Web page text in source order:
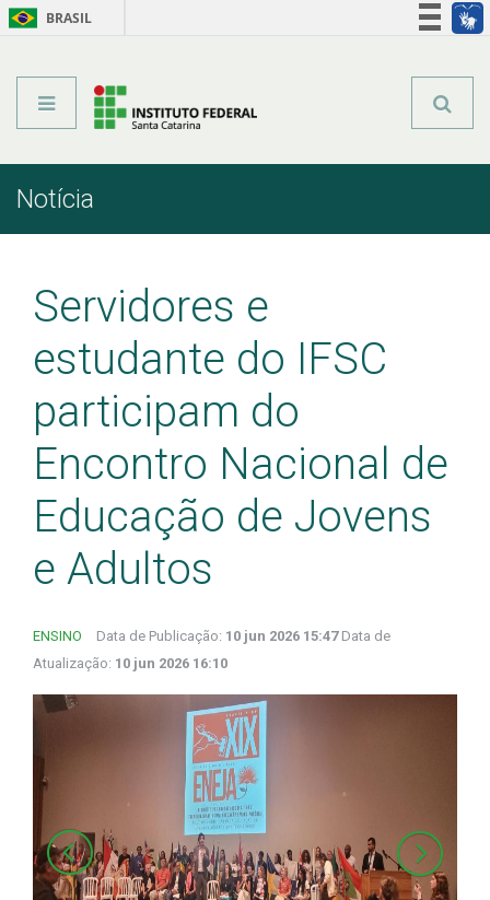
BRASIL
NotíciaInício
Servidores e
estudante do IFSC
participam do
Encontro Nacional de
Educação de Jovens
e Adultos
ENSINO Data de Publicação: 10 jun 2026 15:47 Data de
Atualização: 10 jun 2026 16:10